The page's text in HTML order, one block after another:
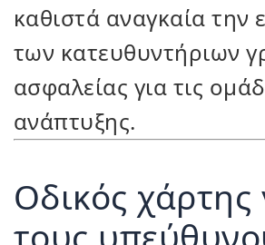
καθιστά αναγκαία την
των κατευθυντήριων
ασφαλείας για τις
ανάπτυξης.
Οδικός χάρτης